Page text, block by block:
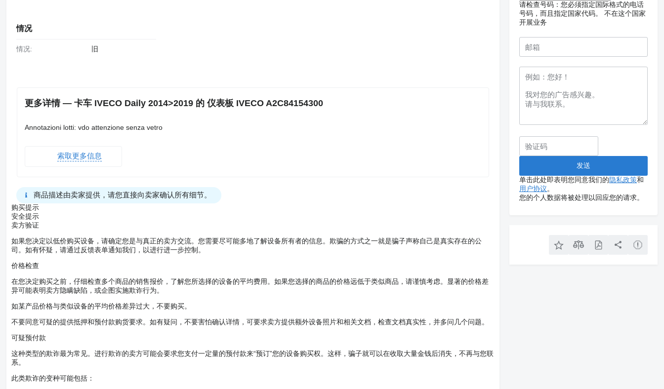
情况
情况: 旧
更多详情 — 卡车 IVECO Daily 2014>2019 的 仪表板 IVECO A2C84154300
Annotazioni lotti: vdo attenzione senza vetro
索取更多信息
商品描述由卖家提供，请您直接向卖家确认所有细节。
购买提示
安全提示
卖方验证
如果您决定以低价购买设备，请确定您是与真正的卖方交流。您需要尽可能多地了解设备所有者的信息。欺骗的方式之一就是骗子声称自己是真实存在的公
司。如有怀疑，请通过反馈表单通知我们，以进行进一步控制。
价格检查
在您决定购买之前，仔细检查多个商品的销售报价，了解您所选择的设备的平均费用。如果您选择的商品的价格远低于类似商品，请谨慎考虑。显著的价格差
异可能表明卖方隐瞒缺陷，或企图实施欺诈行为。
如某产品价格与类似设备的平均价格差异过大，不要购买。
不要同意可疑的提供抵押和预付款购货要求。如有疑问，不要害怕确认详情，可要求卖方提供额外设备照片和相关文档，检查文档真实性，并多问几个问题。
可疑预付款
这种类型的欺诈最为常见。进行欺诈的卖方可能会要求您支付一定量的预付款来“预订”您的设备购买权。这样，骗子就可以在收取大量金钱后消失，不再与您联
系。
此类欺诈的变种可能包括：
请检查号码：您必须指定国际格式的电话
号码，而且指定国家代码。
不在这个国家
开展业务
单击此处即表明您同意我们的隐私政策和
用户协议。
您的个人数据将被处理以回应您的请求。